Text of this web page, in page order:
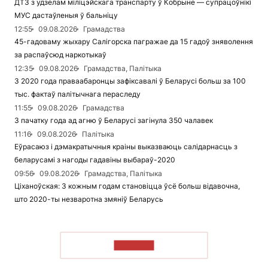
ДТЗ з удзелам міліцэйскага транспарту ў Кобрыне — супрацоўнікі
МУС дастаўленыя ў бальніцу
12:55
09.08.2026
Грамадства
45-гадоваму жыхару Салігорска пагражае да 15 гадоў зняволення
за распаўсюд наркотыкаў
12:35
09.08.2026
Грамадства, Палітыка
З 2020 года праваабаронцы зафіксавалі ў Беларусі больш за 100
тыс. фактаў палітычнага пераследу
11:55
09.08.2026
Грамадства
З пачатку года ад агню ў Беларусі загінула 350 чалавек
11:16
09.08.2026
Палітыка
Еўрасаюз і дэмакратычныя краіны выказваюць салідарнасць з
беларусамі з нагоды гадавіны выбараў-2020
09:56
09.08.2026
Грамадства, Палітыка
Ціханоўская: З кожным годам становіцца ўсё больш відавочна,
што 2020-ты незваротна змяніў Беларусь